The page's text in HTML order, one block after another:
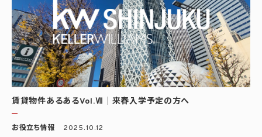
賃貸物件あるあるVol.Ⅶ｜来春入学予定の方へ
お役立ち情報 2025.10.12